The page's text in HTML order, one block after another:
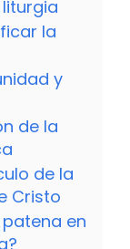
la
y
de la
de la
Cristo
en